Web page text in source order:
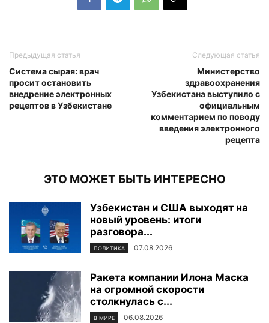
Предыдущая статья
Система сырая: врач
просит остановить
внедрение электронных
рецептов в Узбекистане
Следующая статья
Министерство
здравоохранения
Узбекистана выступило с
официальным
комментарием по поводу
введения электронного
рецепта
ЭТО МОЖЕТ БЫТЬ ИНТЕРЕСНО
Узбекистан и США выходят на
новый уровень: итоги
разговора...
ПОЛИТИКА 07.08.2026
Ракета компании Илона Маска
на огромной скорости
столкнулась с...
В МИРЕ 06.08.2026